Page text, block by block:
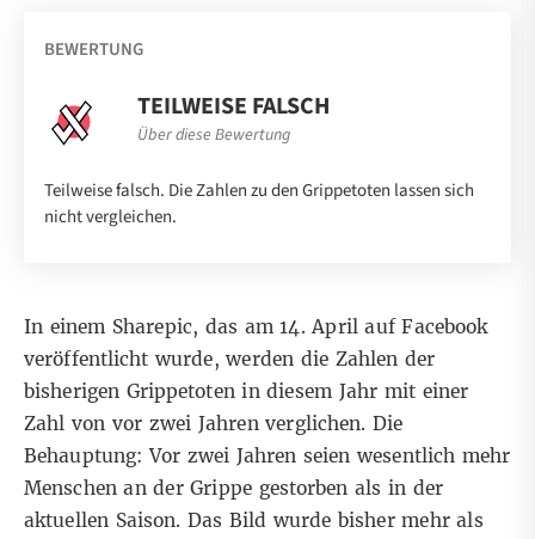
BEWERTUNG
TEILWEISE FALSCH
Über diese Bewertung
Teilweise falsch. Die Zahlen zu den Grippetoten lassen sich
nicht vergleichen.
In einem Sharepic, das am 14. April auf Facebook
veröffentlicht wurde, werden die Zahlen der
bisherigen Grippetoten in diesem Jahr mit einer
Zahl von vor zwei Jahren verglichen. Die
Behauptung: Vor zwei Jahren seien wesentlich mehr
Menschen an der Grippe gestorben als in der
aktuellen Saison. Das Bild wurde bisher mehr als